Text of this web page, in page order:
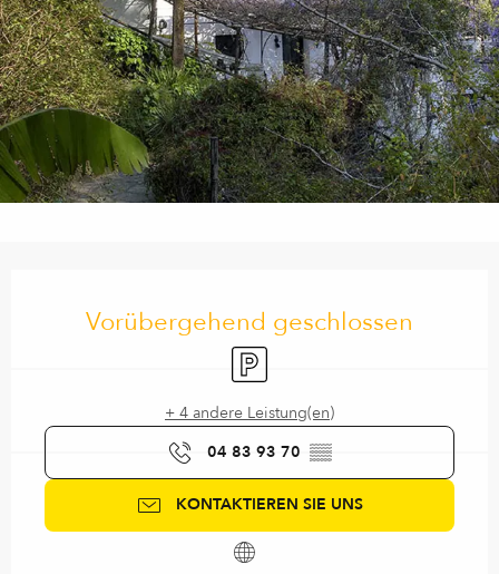
Vorübergehend geschlossen
Parkplatz
+ 4 andere Leistung(en)
04 83 93 70 ▒▒
KONTAKTIEREN SIE UNS